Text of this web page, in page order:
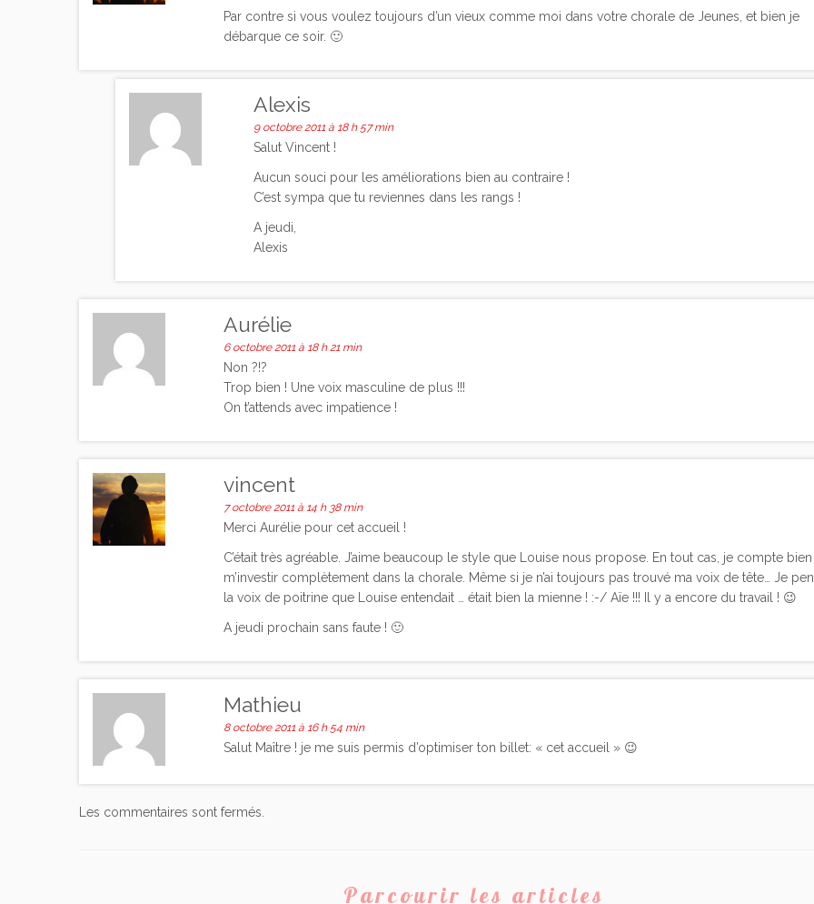
Par contre si vous voulez toujours d’un vieux comme moi dans votre chorale de Jeunes, et bien je
débarque ce soir. 🙂
Alexis
9 octobre 2011 à 18 h 57 min
Salut Vincent !
Aucun souci pour les améliorations bien au contraire !
C’est sympa que tu reviennes dans les rangs !
A jeudi,
Alexis
Aurélie
6 octobre 2011 à 18 h 21 min
Non ?!?
Trop bien ! Une voix masculine de plus !!!
On t’attends avec impatience !
vincent
7 octobre 2011 à 14 h 38 min
Merci Aurélie pour cet accueil !
C’était très agréable. J’aime beaucoup le style que Louise nous propose. En tout cas, je compte bien
m’investir complètement dans la chorale. Même si je n’ai toujours pas trouvé ma voix de tête… Je
la voix de poitrine que Louise entendait … était bien la mienne ! :-/ Aïe !!! Il y a encore du travail ! 😉
A jeudi prochain sans faute ! 🙂
Mathieu
8 octobre 2011 à 16 h 54 min
Salut Maître ! je me suis permis d’optimiser ton billet: « cet accueil » 😉
Les commentaires sont fermés.
Parcourir les articles